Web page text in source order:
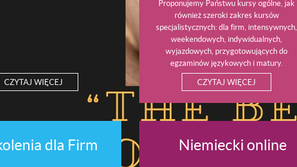
CZYTAJ WIĘCEJ
Proponujemy Państwu kursy ogólne, jak
również szeroki zakres kursów
specjalistycznych: dla firm, intensywnych,
weekendowych, indywidualnych,
wyjazdowych, przygotowujących do
egzaminów językowych i matury.
CZYTAJ WIĘCEJ
dla Firm Niemiecki online